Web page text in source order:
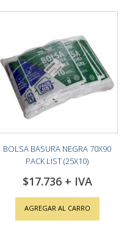
BOLSA BASURA NEGRA 70X90
PACK LIST (25X10)
$17.736
AGREGAR AL CARRO